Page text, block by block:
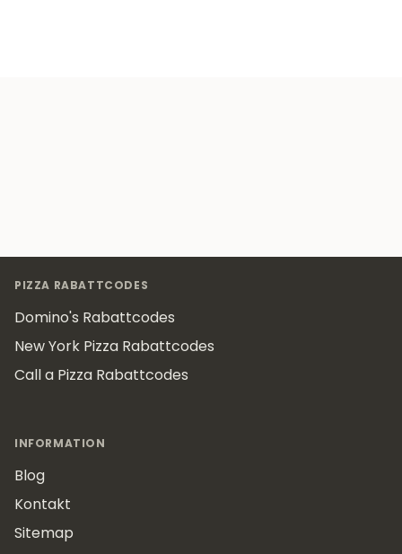
PIZZA RABATTCODES
Domino's Rabattcodes
New York Pizza Rabattcodes
Call a Pizza Rabattcodes
INFORMATION
Blog
Kontakt
Sitemap